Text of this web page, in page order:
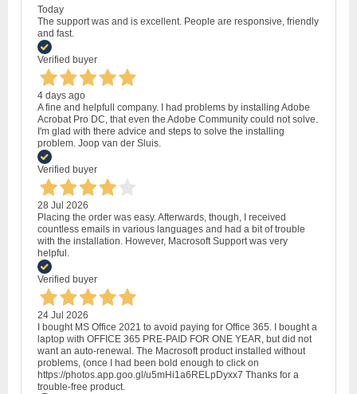
Today
The support was and is excellent. People are responsive, friendly
and fast.
Verified buyer
4 days ago
A fine and helpfull company. I had problems by installing Adobe
Acrobat Pro DC, that even the Adobe Community could not solve.
I'm glad with there advice and steps to solve the installing
problem. Joop van der Sluis.
Verified buyer
28 Jul 2026
Placing the order was easy. Afterwards, though, I received
countless emails in various languages and had a bit of trouble
with the installation. However, Macrosoft Support was very
helpful.
Verified buyer
24 Jul 2026
I bought MS Office 2021 to avoid paying for Office 365. I bought a
laptop with OFFICE 365 PRE-PAID FOR ONE YEAR, but did not
want an auto-renewal. The Macrosoft product installed without
problems, (once I had been bold enough to click on
https://photos.app.goo.gl/u5mHi1a6RELpDyxx7 Thanks for a
trouble-free product.